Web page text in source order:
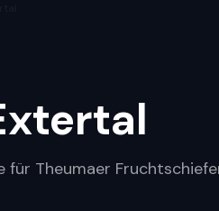
Theumaer